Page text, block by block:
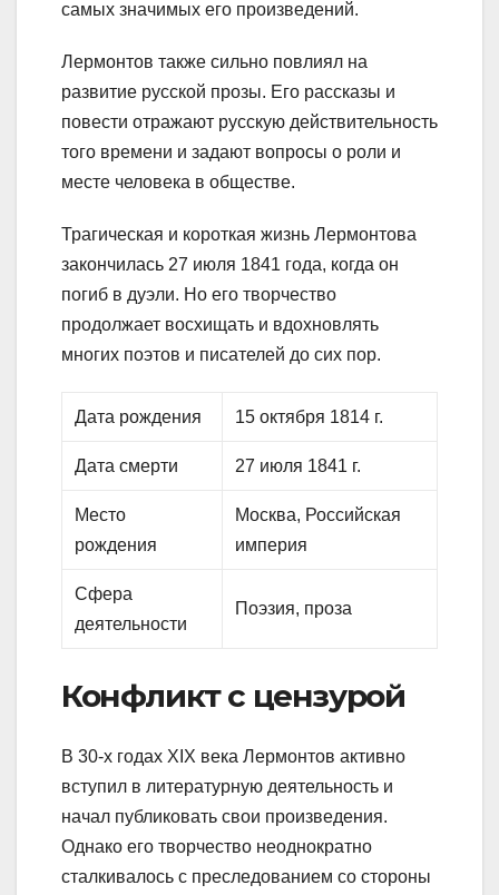
самых значимых его произведений.
Лермонтов также сильно повлиял на
развитие русской прозы. Его рассказы и
повести отражают русскую действительность
того времени и задают вопросы о роли и
месте человека в обществе.
Трагическая и короткая жизнь Лермонтова
закончилась 27 июля 1841 года, когда он
погиб в дуэли. Но его творчество
продолжает восхищать и вдохновлять
многих поэтов и писателей до сих пор.
Дата рождения 15 октября 1814 г.
Дата смерти 27 июля 1841 г.
Место
рождения
Москва, Российская
империя
Сфера
деятельности
Поэзия, проза
Конфликт с цензурой
В 30-х годах XIX века Лермонтов активно
вступил в литературную деятельность и
начал публиковать свои произведения.
Однако его творчество неоднократно
сталкивалось с преследованием со стороны